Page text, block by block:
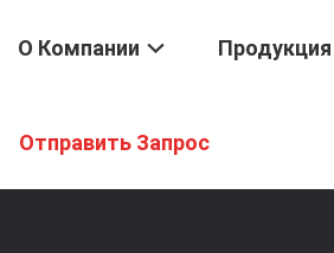
О Компании Продукция
Отправить Запрос
5а